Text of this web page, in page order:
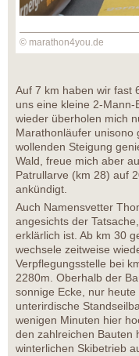
© marathon4you.de
Auf 7 km haben wir fast
uns eine kleine 2-
wieder überholen mich
Marathonläufer unisono
wollenden Steigung
Wald, freue mich aber
Patrullarve (km 28) auf
ankündigt.
Auch Namensvetter
angesichts der
erklärlich ist. Ab km 30
wechsele zeitweise
Verpflegungsstelle bei
2280m. Oberhalb der
sonnige Ecke, nur
unterirdische
wenigen Minuten hier
den zahlreichen Bauten
winterlichen Skibetrieb